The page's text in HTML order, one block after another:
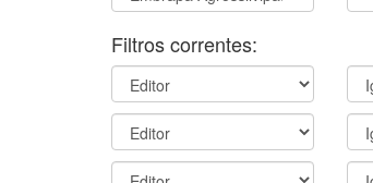
Filtros correntes: